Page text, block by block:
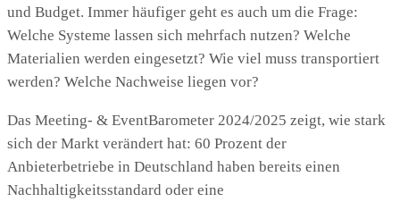
und Budget. Immer häufiger geht es auch um die Frage:
Welche Systeme lassen sich mehrfach nutzen? Welche
Materialien werden eingesetzt? Wie viel muss transportiert
werden? Welche Nachweise liegen vor?
Das Meeting- & EventBarometer 2024/2025 zeigt, wie stark
sich der Markt verändert hat: 60 Prozent der
Anbieterbetriebe in Deutschland haben bereits einen
Nachhaltigkeitsstandard oder eine